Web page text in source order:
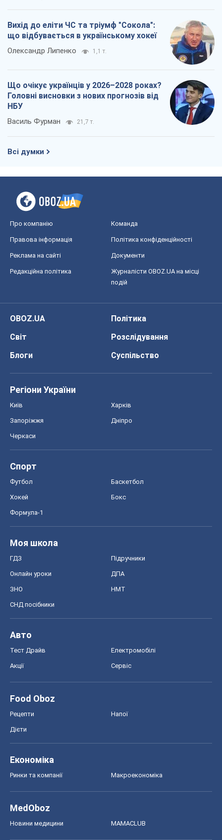
Вихід до еліти ЧС та тріумф "Сокола":
що відбувається в українському хокеї
Олександр Липенко 1,1 т.
Що очікує українців у 2026–2028 роках?
Головні висновки з нових прогнозів від
НБУ
Василь Фурман 21,7 т.
Всі думки
Про компанію Команда
Правова інформація Політика конфіденційності
Реклама на сайті Документи
Редакційна політика
Журналісти OBOZ.UA на місці
подій
OBOZ.UA
Політика
Світ
Розслідування
Блоги
Суспільство
Регіони України
Київ Харків
Запоріжжя Дніпро
Черкаси
Спорт
Футбол Баскетбол
Хокей Бокс
Формула-1
Моя школа
ГДЗ Підручники
Онлайн уроки ДПА
ЗНО НМТ
СНД посібники
Авто
Тест Драйв Електромобілі
Акції Сервіс
Food Oboz
Рецепти Напої
Дієти
Економіка
Ринки та компанії Макроекономіка
MedOboz
Новини медицини MAMACLUB